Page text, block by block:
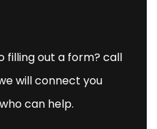
filling out a form? call
will connect you
can help.